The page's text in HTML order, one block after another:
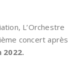
L’Orchestre
concert après
2022.